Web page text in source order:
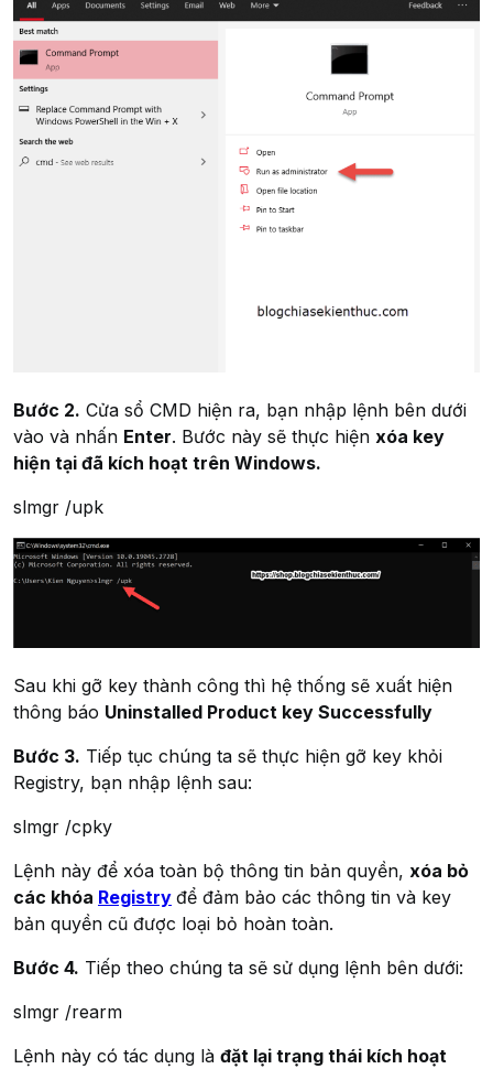
Bước 2. Cửa sổ CMD hiện ra, bạn nhập lệnh bên dưới
vào và nhấn Enter. Bước này sẽ thực hiện xóa key
hiện tại đã kích hoạt trên Windows.
slmgr /upk
Sau khi gỡ key thành công thì hệ thống sẽ xuất hiện
thông báo Uninstalled Product key Successfully
Bước 3. Tiếp tục chúng ta sẽ thực hiện gỡ key khỏi
Registry, bạn nhập lệnh sau:
slmgr /cpky
Lệnh này để xóa toàn bộ thông tin bản quyền, xóa bỏ
các khóa Registry để đảm bảo các thông tin và key
bản quyền cũ được loại bỏ hoàn toàn.
Bước 4. Tiếp theo chúng ta sẽ sử dụng lệnh bên dưới:
slmgr /rearm
Lệnh này có tác dụng là đặt lại trạng thái kích hoạt